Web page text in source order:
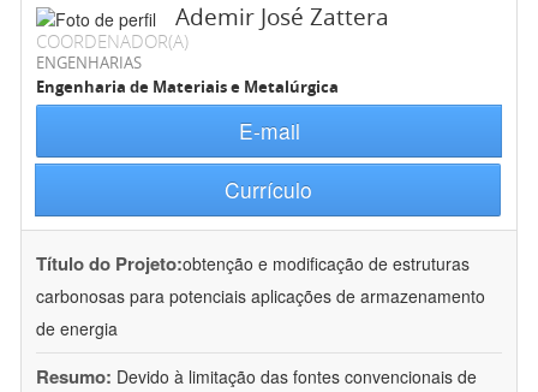
Ademir José Zattera
COORDENADOR(A)
ENGENHARIAS
Engenharia de Materiais e Metalúrgica
E-mail
Currículo
Título do Projeto:obtenção e modificação de estruturas
carbonosas para potenciais aplicações de armazenamento
de energia
Resumo: Devido à limitação das fontes convencionais de